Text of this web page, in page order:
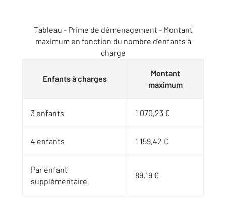
Tableau - Prime de déménagement - Montant
maximum en fonction du nombre d'enfants à
charge
Enfants à charges
Montant
maximum
3 enfants 1 070,23 €
4 enfants 1 159,42 €
Par enfant
supplémentaire
89,19 €